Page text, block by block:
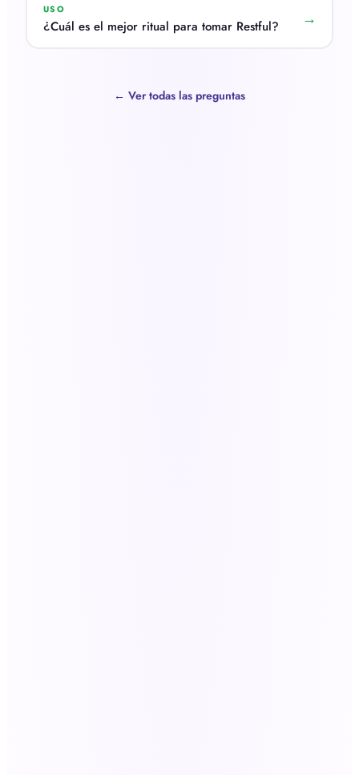
USO
¿Cuál es el mejor ritual para tomar Restful? →
← Ver todas las preguntas